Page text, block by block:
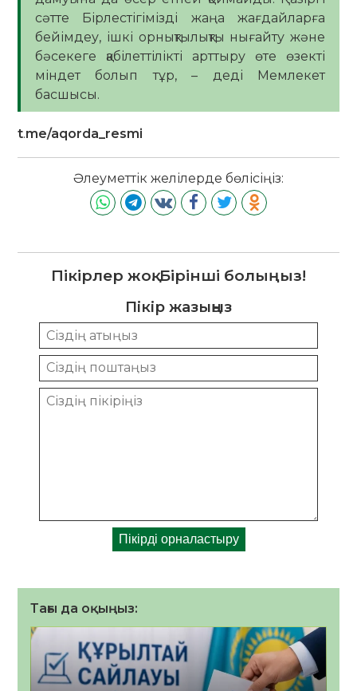
сәтте Бірлестігімізді жаңа жағдайларға
бейімдеу, ішкі орнықтылықты нығайту және
бәсекеге қабілеттілікті арттыру өте өзекті
міндет болып тұр, – деді Мемлекет
басшысы.
t.me/aqorda_resmi
Әлеуметтік желілерде бөлісіңіз:
Пікірлер жоқ. Бірінші болыңыз!
Пікір жазыңыз
Тағы да оқыңыз: